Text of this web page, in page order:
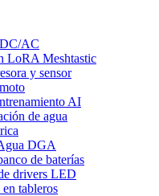
AC
LoRA Meshtastic
y sensor
AI
de agua
DGA
de baterías
drivers LED
tableros